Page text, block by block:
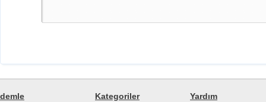
demle Kategoriler Yardım